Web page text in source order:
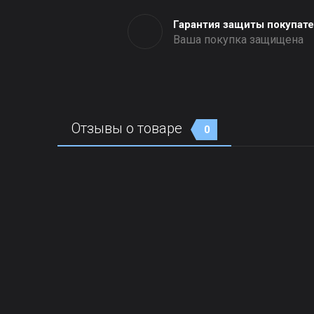
Гарантия защиты
Ваша покупка защищена
Отзывы о товаре 0